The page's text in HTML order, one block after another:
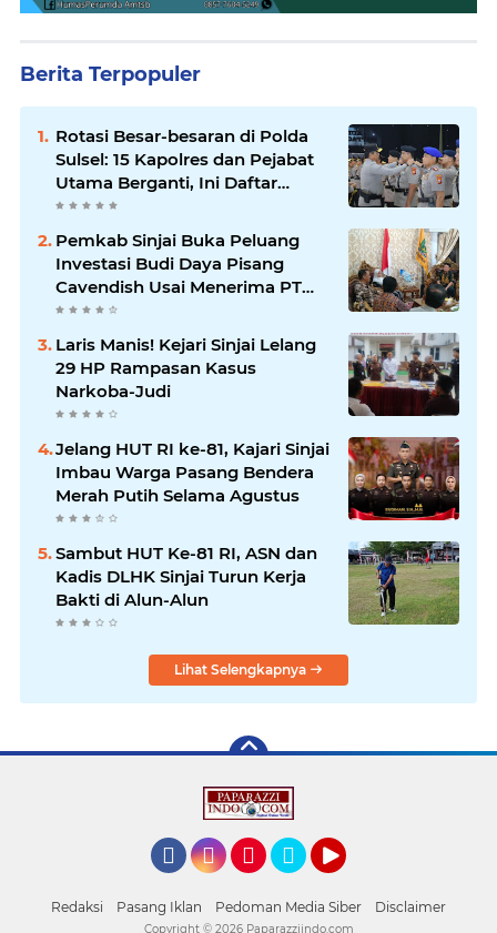
Berita Terpopuler
Rotasi Besar-besaran di Polda
Sulsel: 15 Kapolres dan Pejabat
Utama Berganti, Ini Daftar
Lengkapnya
Pemkab Sinjai Buka Peluang
Investasi Budi Daya Pisang
Cavendish Usai Menerima PT
GGF
Laris Manis! Kejari Sinjai Lelang
29 HP Rampasan Kasus
Narkoba-Judi
Jelang HUT RI ke-81, Kajari Sinjai
Imbau Warga Pasang Bendera
Merah Putih Selama Agustus
Sambut HUT Ke-81 RI, ASN dan
Kadis DLHK Sinjai Turun Kerja
Bakti di Alun-Alun
Lihat Selengkapnya
Redaksi Pasang Iklan Pedoman Media Siber Disclaimer
Copyright © 2026 Paparazziindo.com